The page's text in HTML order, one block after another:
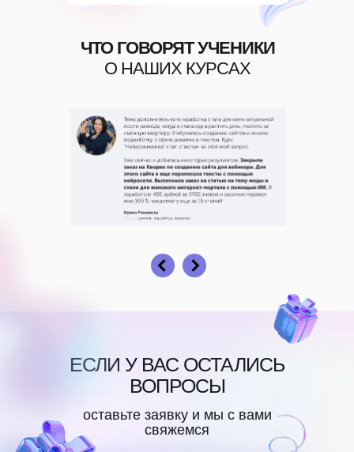
ЧТО ГОВОРЯТ УЧЕНИКИ
О НАШИХ КУРСАХ
ЕСЛИ У ВАС ОСТАЛИСЬ
ВОПРОСЫ
оставьте заявку и мы с вами
свяжемся